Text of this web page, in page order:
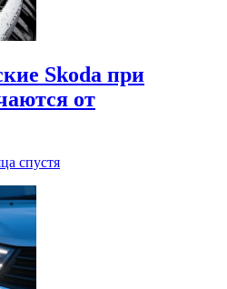
Skoda при
от
спустя